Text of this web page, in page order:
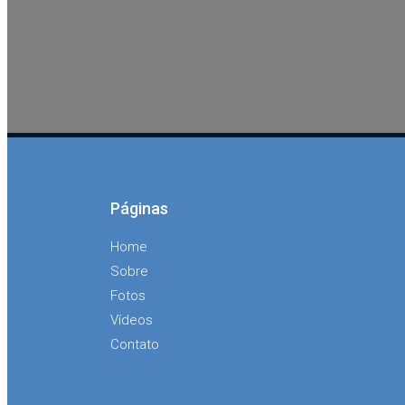
Páginas
Home
Sobre
Fotos
Vídeos
Contato